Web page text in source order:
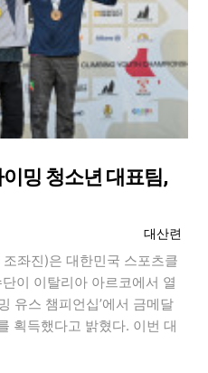
밍 청소년 대표팀,
등록자
대산련
좌진)은 대한민국 스포츠클
이 이탈리아 아르코에서 열
유스 챔피언십’에서 금메달
획득했다고 밝혔다. 이번 대